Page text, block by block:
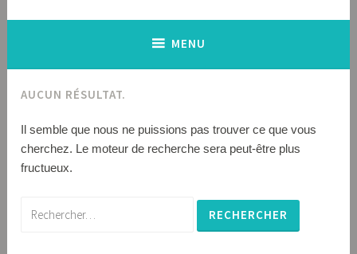
MENU
AUCUN RÉSULTAT.
Il semble que nous ne puissions pas trouver ce que vous
cherchez. Le moteur de recherche sera peut-être plus
fructueux.